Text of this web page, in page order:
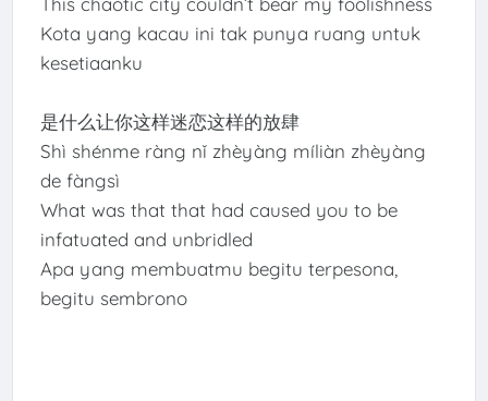
Kota yang kacau ini tak punya ruang untuk
kesetiaanku
是什么让你这样迷恋这样的放肆
Shì shénme ràng nǐ zhèyàng míliàn zhèyàng
de fàngsì
What was that that had caused you to be
infatuated and unbridled
Apa yang membuatmu begitu terpesona,
begitu sembrono